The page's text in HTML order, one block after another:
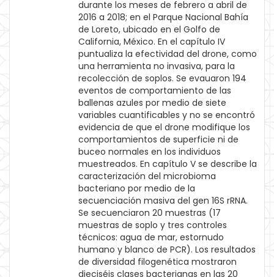
durante los meses de febrero a abril de
2016 a 2018; en el Parque Nacional Bahía
de Loreto, ubicado en el Golfo de
California, México. En el capítulo IV
puntualiza la efectividad del drone, como
una herramienta no invasiva, para la
recolección de soplos. Se evauaron 194
eventos de comportamiento de las
ballenas azules por medio de siete
variables cuantificables y no se encontró
evidencia de que el drone modifique los
comportamientos de superficie ni de
buceo normales en los individuos
muestreados. En capítulo V se describe la
caracterización del microbioma
bacteriano por medio de la
secuenciación masiva del gen 16S rRNA.
Se secuenciaron 20 muestras (17
muestras de soplo y tres controles
técnicos: agua de mar, estornudo
humano y blanco de PCR). Los resultados
de diversidad filogenética mostraron
dieciséis clases bacterianas en las 20